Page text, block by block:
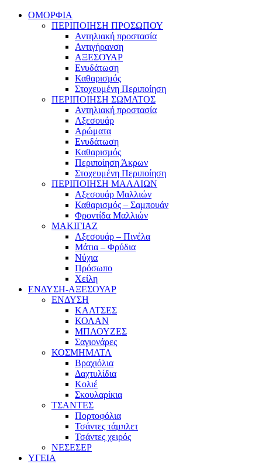
ΟΜΟΡΦΙΑ
ΠΕΡΙΠΟΙΗΣΗ ΠΡΟΣΩΠΟΥ
Αντηλιακή προστασία
Αντιγήρανση
ΑΞΕΣΟΥΑΡ
Ενυδάτωση
Καθαρισμός
Στοχευμένη Περιποίηση
ΠΕΡΙΠΟΙΗΣΗ ΣΩΜΑΤΟΣ
Αντηλιακή προστασία
Αξεσουάρ
Αρώματα
Ενυδάτωση
Καθαρισμός
Περιποίηση Άκρων
Στοχευμένη Περιποίηση
ΠΕΡΙΠΟΙΗΣΗ ΜΑΛΛΙΩΝ
Αξεσουάρ Μαλλιών
Καθαρισμός – Σαμπουάν
Φροντίδα Μαλλιών
ΜΑΚΙΓΙΑΖ
Αξεσουάρ – Πινέλα
Μάτια – Φρύδια
Νύχια
Πρόσωπο
Χείλη
ΕΝΔΥΣΗ-ΑΞΕΣΟΥΑΡ
ΕΝΔΥΣΗ
ΚΑΛΤΣΕΣ
ΚΟΛΑΝ
ΜΠΛΟΥΖΕΣ
Σαγιονάρες
ΚΟΣΜΗΜΑΤΑ
Βραχιόλια
Δαχτυλίδια
Κολιέ
Σκουλαρίκια
ΤΣΑΝΤΕΣ
Πορτοφόλια
Τσάντες τάμπλετ
Τσάντες χειρός
ΝΕΣΕΣΕΡ
ΥΓΕΙΑ